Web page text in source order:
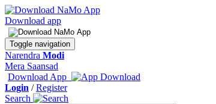
Download app
Toggle navigation
Narendra Modi
Mera Saansad
Download App
Login /Register
Search